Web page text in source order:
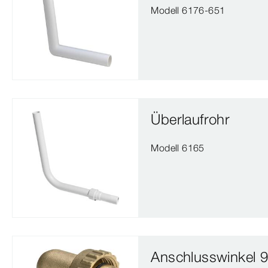
Modell 6176-651
Überlaufrohr
Modell 6165
Anschlusswinkel